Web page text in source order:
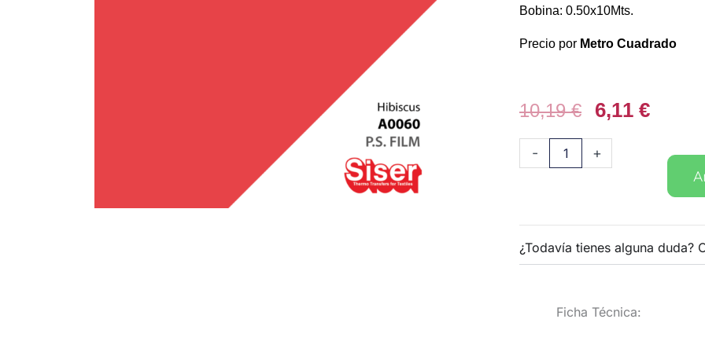
Bobina: 0.50x10Mts.
Precio por Metro Cuadrado
10,19€
El
original
era:
6,11 €El
actual
6,11 €.
-
textil
060
hibiscus
+
¿Todavía tienes alguna duda?
Ficha Técnica: